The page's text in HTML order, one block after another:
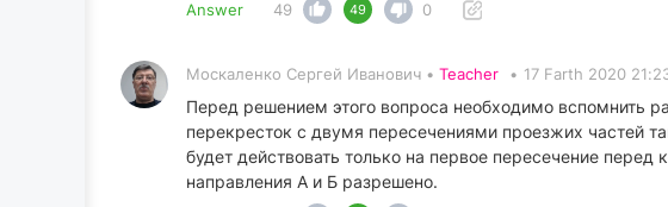
Answer 49 49 0
Москаленко Сергей Иванович • Teacher • 17 Farth 2020
Перед решением этого вопроса необходимо вспомнить
перекресток с двумя пересечениями проезжих частей
будет действовать только на первое пересечение
направления А и Б разрешено.